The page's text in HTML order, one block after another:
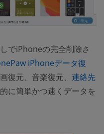
でiPhoneの完全削除さ
iPhoneデータ復
復元、音楽復元、 連絡先
に簡単かつ速くデータを